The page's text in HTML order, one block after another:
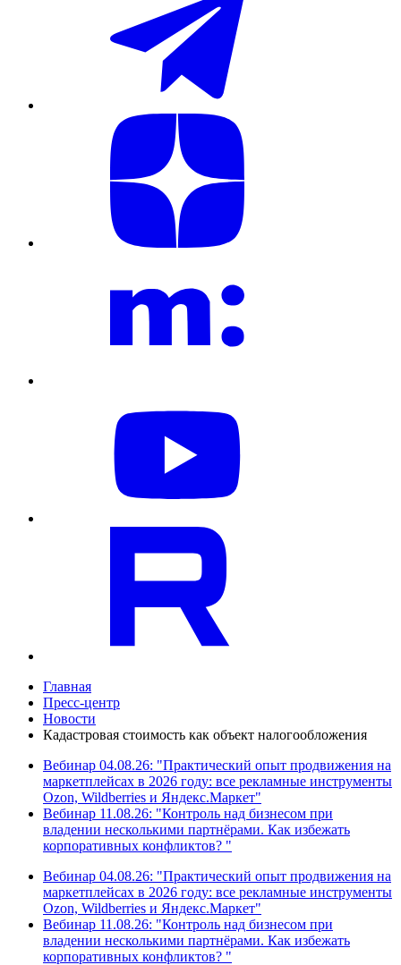
Главная
Пресс-центр
Новости
Кадастровая стоимость как объект налогообложения
Вебинар 04.08.26: "Практический опыт продвижения на
маркетплейсах в 2026 году: все рекламные инструменты
Ozon, Wildberries и Яндекс.Маркет"
Вебинар 11.08.26: "Контроль над бизнесом при
владении несколькими партнёрами. Как избежать
корпоративных конфликтов? "
Вебинар 04.08.26: "Практический опыт продвижения на
маркетплейсах в 2026 году: все рекламные инструменты
Ozon, Wildberries и Яндекс.Маркет"
Вебинар 11.08.26: "Контроль над бизнесом при
владении несколькими партнёрами. Как избежать
корпоративных конфликтов? "